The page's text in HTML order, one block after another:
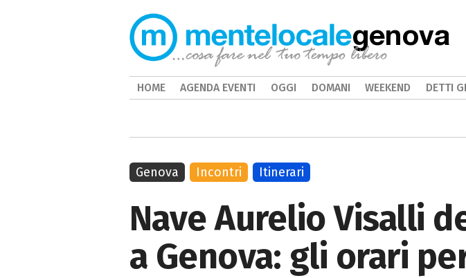
Nave Aurelio Visalli
a Genova: gli orari
Genova Incontri Itinerari
genova
HOME AGENDA EVENTI OGGI DOMANI WEEKEND DETTI